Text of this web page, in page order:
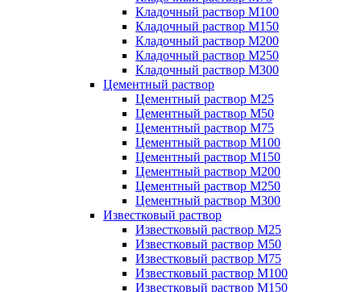
Кладочный раствор М100
Кладочный раствор М150
Кладочный раствор М200
Кладочный раствор М250
Кладочный раствор М300
Цементный раствор
Цементный раствор М25
Цементный раствор М50
Цементный раствор М75
Цементный раствор М100
Цементный раствор М150
Цементный раствор М200
Цементный раствор М250
Цементный раствор М300
Известковый раствор
Известковый раствор М25
Известковый раствор М50
Известковый раствор М75
Известковый раствор М100
Известковый раствор М150